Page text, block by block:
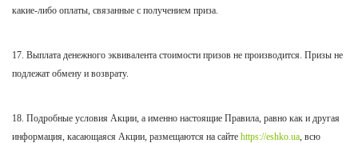
какие-либо оплаты, связанные с получением приза.
17. Выплата денежного эквивалента стоимости призов не производится. Призы не
подлежат обмену и возврату.
18. Подробные условия Акции, а именно настоящие Правила, равно как и другая
информация, касающаяся Акции, размещаются на сайте https://eshko.ua, всю